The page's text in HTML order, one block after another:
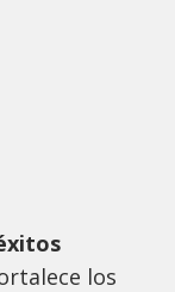
los